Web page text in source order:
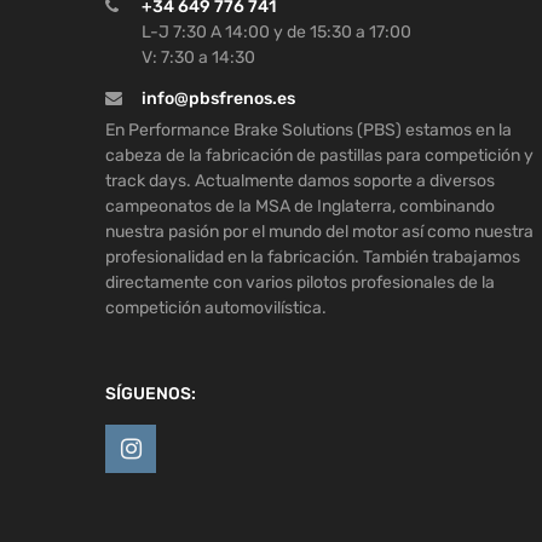
+34 649 776 741
L-J 7:30 A 14:00 y de 15:30 a 17:00
V: 7:30 a 14:30
info@pbsfrenos.es
En Performance Brake Solutions (PBS) estamos en la
cabeza de la fabricación de pastillas para competición y
track days. Actualmente damos soporte a diversos
campeonatos de la MSA de Inglaterra, combinando
nuestra pasión por el mundo del motor así como nuestra
profesionalidad en la fabricación. También trabajamos
directamente con varios pilotos profesionales de la
competición automovilística.
SÍGUENOS: